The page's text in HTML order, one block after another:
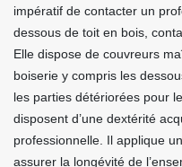
impératif de contacter un
dessous de toit en bois,
Elle dispose de couvreurs
boiserie y compris les
les parties détériorées pour
disposent d’une dextérité
professionnelle. Il applique
assurer la longévité de